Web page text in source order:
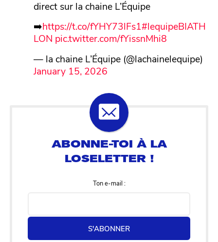
direct sur la chaine L’Équipe
➡️https://t.co/fYHY73lFs1#lequipeBIATH
LON pic.twitter.com/fYissnMhi8
— la chaine L’Équipe (@lachainelequipe)
January 15, 2026
Ton e-mail :
S'ABONNER